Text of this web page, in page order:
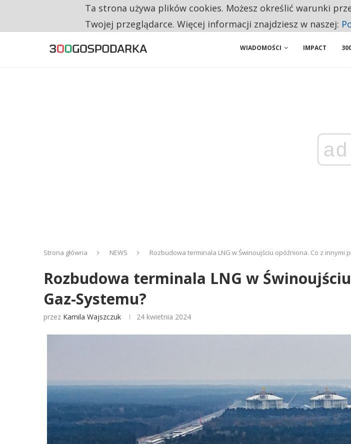
CO TRZECIĄ ZŁOTÓWKĘ Z EMERYTURY SENIORZY PRZEZNACZAJĄ NA PODSTAWOWE
WIADOMOŚCI IMPACT
ad
Strona główna NEWS Rozbudowa terminala LNG w Świnoujściu opóźniona. Co z innymi
Rozbudowa terminala LNG w
Gaz-Systemu?
przez Kamila Wajszczuk 24 kwietnia 2024
Ta strona używa plików cookies. Możesz określić warunki
Twojej przeglądarce. Więcej informacji znajdziesz w naszej: